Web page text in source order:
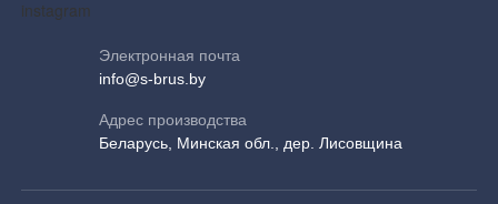
Электронная почта
info@s-brus.by
Адрес производства
Беларусь, Минская обл., дер. Лисовщина